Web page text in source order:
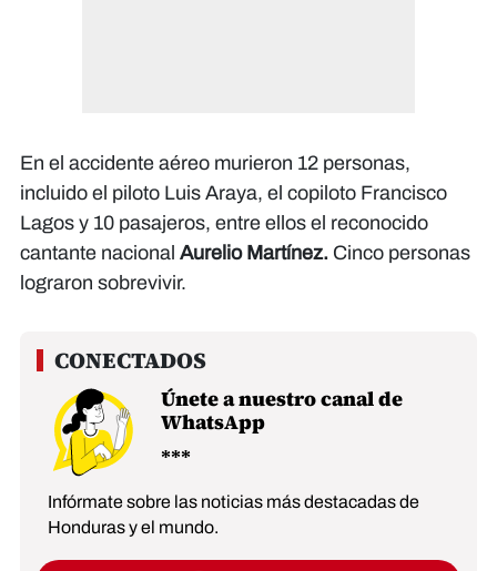
En el accidente aéreo murieron 12 personas,
incluido el piloto Luis Araya, el copiloto Francisco
Lagos y 10 pasajeros, entre ellos el reconocido
cantante nacional Aurelio Martínez. Cinco personas
lograron sobrevivir.
Únete a nuestro canal de
WhatsApp
Infórmate sobre las noticias más destacadas de
Honduras y el mundo.